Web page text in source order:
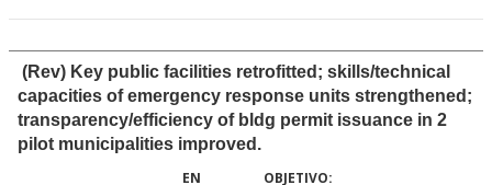
(Rev) Key public facilities retrofitted; skills/technical
capacities of emergency response units strengthened;
transparency/efficiency of bldg permit issuance in 2
pilot municipalities improved.